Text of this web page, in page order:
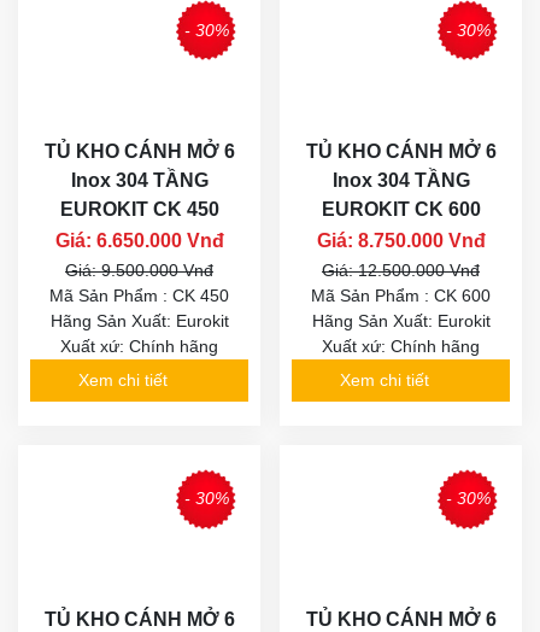
- 30%
TỦ KHO CÁNH MỞ 6
Inox 304 TẦNG
EUROKIT CK 450
Giá: 6.650.000 Vnđ
Giá: 9.500.000 Vnđ
Mã Sản Phẩm : CK 450
Hãng Sản Xuất: Eurokit
Xuất xứ: Chính hãng
Xem chi tiết
- 30%
TỦ KHO CÁNH MỞ 6
Inox 304 TẦNG
EUROKIT CK 600
Giá: 8.750.000 Vnđ
Giá: 12.500.000 Vnđ
Mã Sản Phẩm : CK 600
Hãng Sản Xuất: Eurokit
Xuất xứ: Chính hãng
Xem chi tiết
- 30%
TỦ KHO CÁNH MỞ 6
- 30%
TỦ KHO CÁNH MỞ 6